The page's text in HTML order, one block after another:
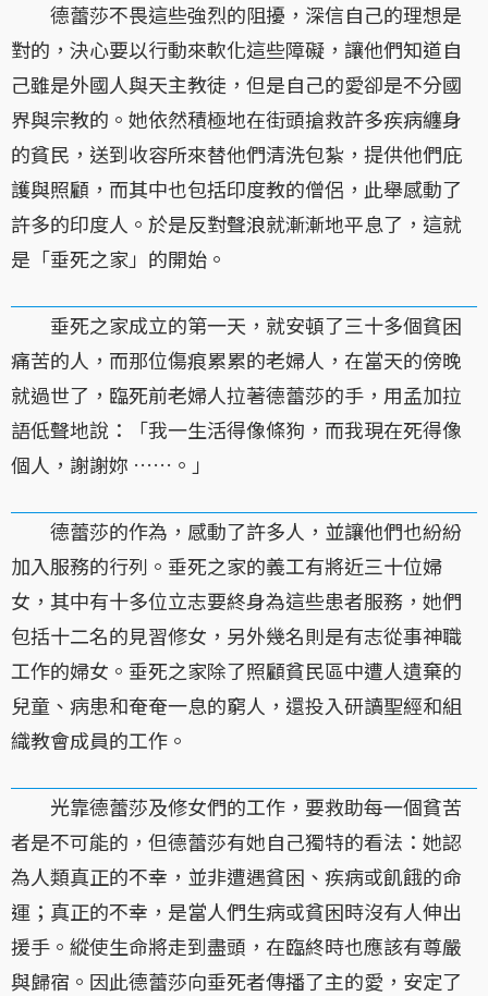
德蕾莎不畏這些強烈的阻擾，深信自己的理想是
對的，決心要以行動來軟化這些障礙，讓他們知道自
己雖是外國人與天主教徒，但是自己的愛卻是不分國
界與宗教的。她依然積極地在街頭搶救許多疾病纏身
的貧民，送到收容所來替他們清洗包紮，提供他們庇
護與照顧，而其中也包括印度教的僧侶，此舉感動了
許多的印度人。於是反對聲浪就漸漸地平息了，這就
是「垂死之家」的開始。
垂死之家成立的第一天，就安頓了三十多個貧困
痛苦的人，而那位傷痕累累的老婦人，在當天的傍晚
就過世了，臨死前老婦人拉著德蕾莎的手，用孟加拉
語低聲地說：「我一生活得像條狗，而我現在死得像
個人，謝謝妳 ……。」
德蕾莎的作為，感動了許多人，並讓他們也紛紛
加入服務的行列。垂死之家的義工有將近三十位婦
女，其中有十多位立志要終身為這些患者服務，她們
包括十二名的見習修女，另外幾名則是有志從事神職
工作的婦女。垂死之家除了照顧貧民區中遭人遺棄的
兒童、病患和奄奄一息的窮人，還投入研讀聖經和組
織教會成員的工作。
光靠德蕾莎及修女們的工作，要救助每一個貧苦
者是不可能的，但德蕾莎有她自己獨特的看法：她認
為人類真正的不幸，並非遭遇貧困、疾病或飢餓的命
運；真正的不幸，是當人們生病或貧困時沒有人伸出
援手。縱使生命將走到盡頭，在臨終時也應該有尊嚴
與歸宿。因此德蕾莎向垂死者傳播了主的愛，安定了